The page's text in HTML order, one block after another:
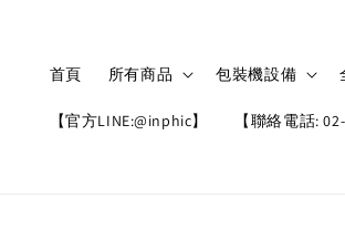
首頁 所有商品 包裝機設備
【官方LINE:@inphic】 【聯絡電話: